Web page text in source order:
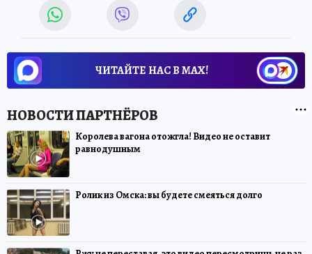
ЧИТАЙТЕ НАС В МАХ!
Королева вагона отожгла! Видео не оставит
равнодушным
Ролик из Омска: вы будете смеяться долго